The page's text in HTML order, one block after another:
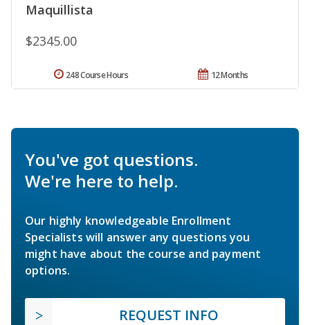
Maquillista
$2345.00
12 Months
248 Course Hours
You've got questions.
We're here to help.
Our highly knowledgeable Enrollment
Specialists will answer any questions you
might have about the course and payment
options.
REQUEST INFO